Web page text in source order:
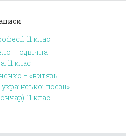
11 клас
— одвічна
11 клас
– «витязь
поезії»
11 клас